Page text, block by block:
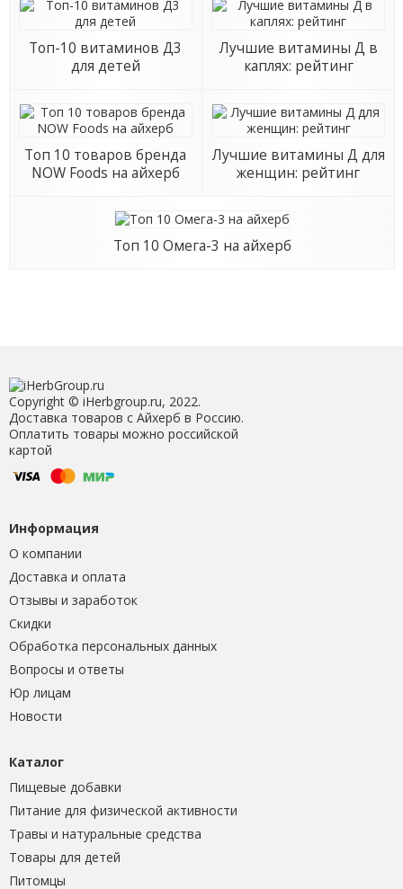
Топ-10 витаминов Д3
для детей
Лучшие витамины Д в
каплях: рейтинг
Топ 10 товаров бренда
NOW Foods на айхерб
Лучшие витамины Д для
женщин: рейтинг
Топ 10 Омега-3 на айхерб
Copyright © iHerbgroup.ru, 2022.
Доставка товаров с Айхерб в Россию.
Оплатить товары можно российской
картой
Информация
О компании
Доставка и оплата
Отзывы и заработок
Скидки
Обработка персональных данных
Вопросы и ответы
Юр лицам
Новости
Каталог
Пищевые добавки
Питание для физической активности
Травы и натуральные средства
Товары для детей
Питомцы